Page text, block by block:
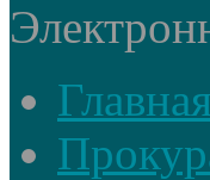
Главная